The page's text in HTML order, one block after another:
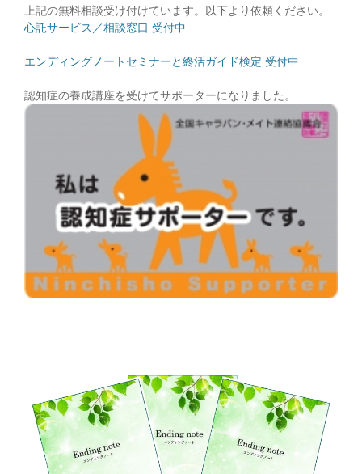
上記の無料相談受け付けています。以下より依頼ください。
心託サービス／相談窓口 受付中
エンディングノートセミナーと終活ガイド検定 受付中
認知症の養成講座を受けてサポーターになりました。